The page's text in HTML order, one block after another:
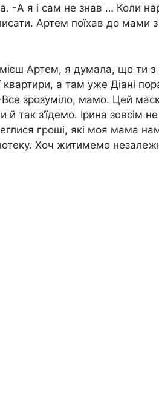
-А я і сам не знав … Коли
Артем поїхав до мами
Артем, я думала, що ти з
квартири, а там уже Діані
Все зрозуміло, мамо. Цей
так з’їдемо. Ірина зовсім не
гроші, які моя мама
Хоч житимемо